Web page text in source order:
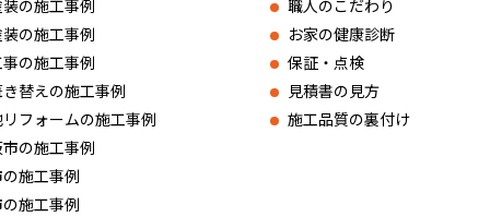
の施工事例
の施工事例
の施工事例
替えの施工事例
フォームの施工事例
の施工事例
施工事例
施工事例
職人のこだわり
お家の健康診断
保証・点検
見積書の見方
施工品質の裏付け